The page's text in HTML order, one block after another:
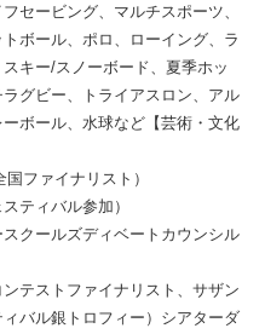
セービング、マルチスポーツ、
ボール、ポロ、ローイング、ラ
キー/スノーボード、夏季ホッ
グビー、トライアスロン、アル
ボール、水球など【芸術・文化
ファイナリスト）
ティバル参加）
クールズディベートカウンシル
テストファイナリスト、サザン
バル銀トロフィー）シアターダ